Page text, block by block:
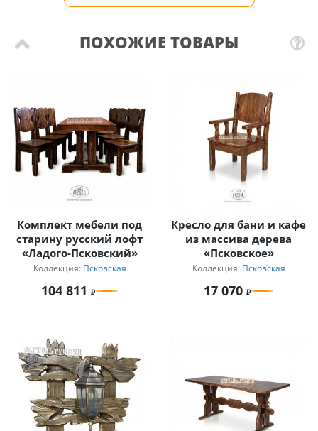
ПОХОЖИЕ ТОВАРЫ
Комплект мебели под
старину русский лофт
«Ладого-Псковский»
Коллекция: Псковская
104 811
Кресло для бани и кафе
из массива дерева
«Псковское»
Коллекция: Псковская
17 070